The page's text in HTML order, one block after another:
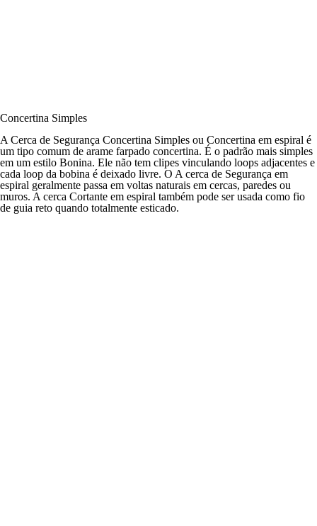
Concertina Simples
A Cerca de Segurança Concertina Simples ou Concertina em espiral é
um tipo comum de arame farpado concertina. É o padrão mais simples
em um estilo Bonina. Ele não tem clipes vinculando loops adjacentes e
cada loop da bobina é deixado livre. O A cerca de Segurança em
espiral geralmente passa em voltas naturais em cercas, paredes ou
muros. A cerca Cortante em espiral também pode ser usada como fio
de guia reto quando totalmente esticado.